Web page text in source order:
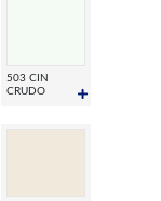
503 CIN
CRUDO